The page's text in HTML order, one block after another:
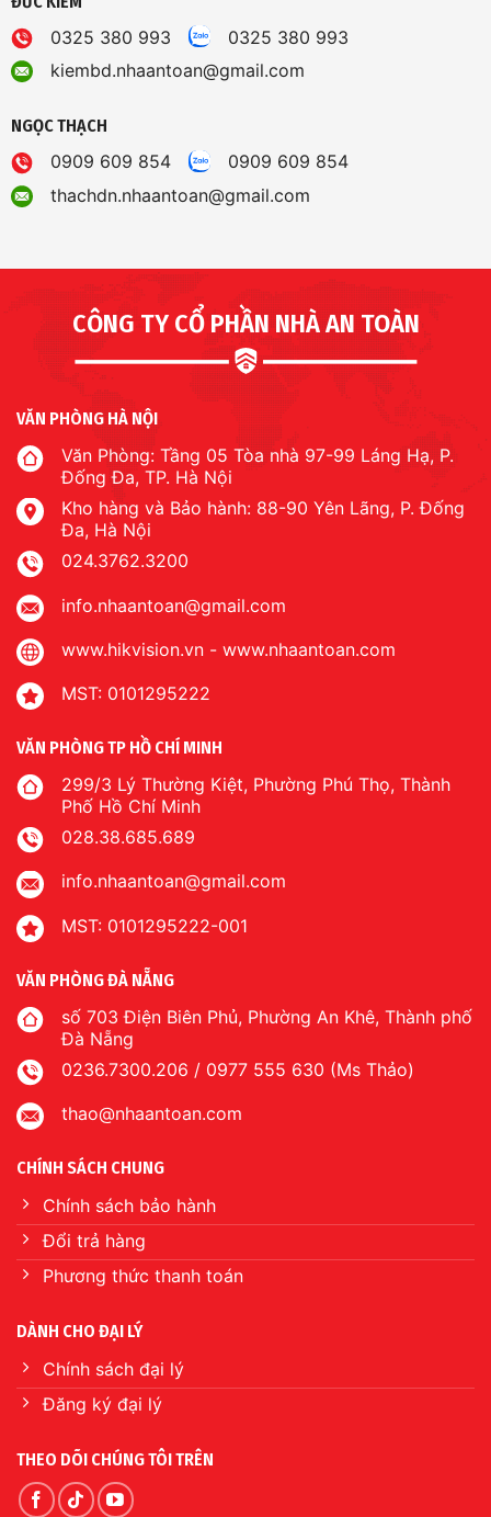
0325 380 993
0325 380 993
kiembd.nhaantoan@gmail.com
NGỌC THẠCH
0909 609 854
0909 609 854
thachdn.nhaantoan@gmail.com
CÔNG TY CỔ PHẦN NHÀ AN TOÀN
VĂN PHÒNG HÀ NỘI
Văn Phòng: Tầng 05 Tòa nhà 97-99 Láng Hạ, P.
Đống Đa, TP. Hà Nội
Kho hàng và Bảo hành: 88-90 Yên Lãng, P. Đống
Đa, Hà Nội
024.3762.3200
info.nhaantoan@gmail.com
www.hikvision.vn - www.nhaantoan.com
MST: 0101295222
VĂN PHÒNG TP HỒ CHÍ MINH
299/3 Lý Thường Kiệt, Phường Phú Thọ, Thành
Phố Hồ Chí Minh
028.38.685.689
info.nhaantoan@gmail.com
MST: 0101295222-001
VĂN PHÒNG ĐÀ NẴNG
số 703 Điện Biên Phủ, Phường An Khê, Thành phố
Đà Nẵng
0236.7300.206 / 0977 555 630 (Ms Thảo)
thao@nhaantoan.com
CHÍNH SÁCH CHUNG
Chính sách bảo hành
Đổi trả hàng
Phương thức thanh toán
DÀNH CHO ĐẠI LÝ
Chính sách đại lý
Đăng ký đại lý
THEO DÕI CHÚNG TÔI TRÊN